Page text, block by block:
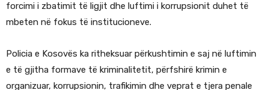
forcimi i zbatimit të ligjit dhe luftimi i korrupsionit duhet të
mbeten në fokus të institucioneve.
Policia e Kosovës ka ritheksuar përkushtimin e saj në luftimin
e të gjitha formave të kriminalitetit, përfshirë krimin e
organizuar, korrupsionin, trafikimin dhe veprat e tjera penale